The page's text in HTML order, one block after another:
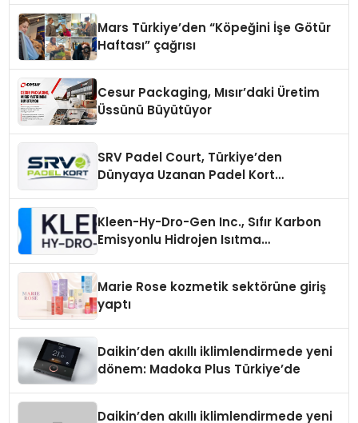
Mars Türkiye’den “Köpeğini İşe Götür
Haftası” çağrısı
Cesur Packaging, Mısır’daki Üretim
Üssünü Büyütüyor
SRV Padel Court, Türkiye’den
Dünyaya Uzanan Padel Kort
Kleen-Hy-Dro-Gen Inc., Sıfır Karbon
Emisyonlu Hidrojen Isıtma
Marie Rose kozmetik sektörüne giriş
yaptı
Daikin’den akıllı iklimlendirmede yeni
dönem: Madoka Plus Türkiye’de
Daikin’den akıllı iklimlendirmede yeni